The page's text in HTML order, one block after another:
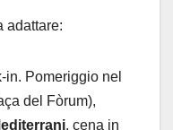
adattare:
in. Pomeriggio nel
del Fòrum),
, cena in